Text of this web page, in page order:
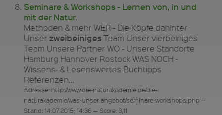
Seminare & Workshops - Lernen von, in und
mit der Natur.
Methoden & mehr WER - Die Köpfe dahinter
Unser zweibeinigesTeam Unser vierbeiniges
Team Unsere Partner WO - Unsere Standorte
Hamburg Hannover Rostock WAS NOCH -
Wissens- & Lesenswertes Buchtipps
Referenzen…
Adresse: http://www.die-naturakademie.de/die-
naturakademie/was-unser-angebot/seminare-workshops.php —
Stand: 14.07.2015, 14:36 — Score: 3,11